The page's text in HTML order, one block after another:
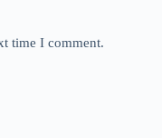
time I comment.